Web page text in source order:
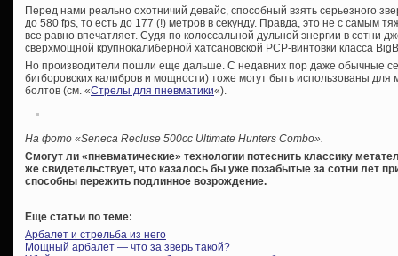
Перед нами реально охотничий девайс, способный взять серьезного
до 580 fps, то есть до 177 (!) метров в секунду. Правда, это не с самым
все равно впечатляет. Судя по колоссальной дульной энергии в сотни
сверхмощной крупнокалиберной хатсановской PCP-винтовки класса
Но производители пошли еще дальше. С недавних пор даже обычные
бигборовских калибров и мощности) тоже могут быть использованы
болтов (см. «Стрелы для пневматики«).
На фото «Seneca Recluse 500cc Ultimate Hunters Combo».
Смогут ли «пневматические» технологии потеснить классику
же свидетельствует, что казалось бы уже позабытые за сотни лет
способны пережить подлинное возрождение.
Еще статьи по теме:
Арбалет и стрельба из него
Мощный арбалет — что за зверь такой?